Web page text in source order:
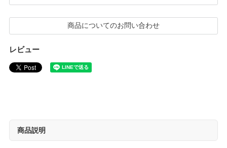
商品についてのお問い合わせ
レビュー
商品説明